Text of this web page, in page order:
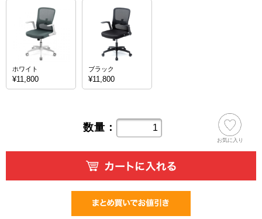
ホワイト
¥11,800
ブラック
¥11,800
数量：
お気に入り